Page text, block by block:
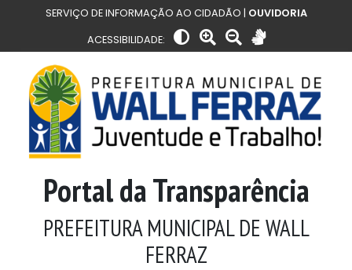
SERVIÇO DE INFORMAÇÃO AO CIDADÃO | OUVIDORIA
ACESSIBILIDADE:
Portal da Transparência
PREFEITURA MUNICIPAL DE WALL
FERRAZ